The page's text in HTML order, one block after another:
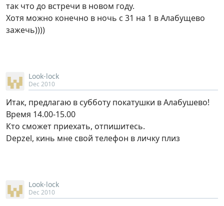
так что до встречи в новом году.
Хотя можно конечно в ночь с 31 на 1 в Алабущево
зажечь))))
Look-lock
Dec 2010
Итак, предлагаю в субботу покатушки в Алабушево!
Время 14.00-15.00
Кто сможет приехать, отпишитесь.
Depzel, кинь мне свой телефон в личку плиз
Look-lock
Dec 2010